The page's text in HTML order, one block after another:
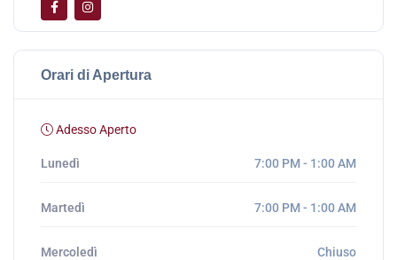
Orari di Apertura
Adesso Aperto
Lunedì 7:00 PM - 1:00 AM
Martedì 7:00 PM - 1:00 AM
Mercoledì Chiuso